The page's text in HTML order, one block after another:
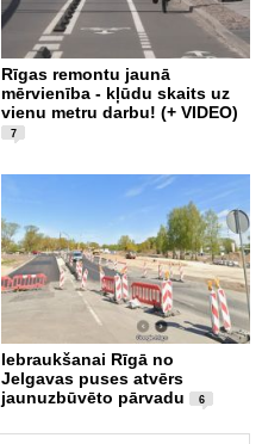
Rīgas remontu jaunā
mērvienība - kļūdu skaits uz
vienu metru darbu! (+ VIDEO)
7
Iebraukšanai Rīgā no
Jelgavas puses atvērs
jaunuzbūvēto pārvadu
6